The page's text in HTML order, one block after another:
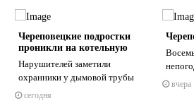
Череповецкие подростки
проникли на котельную
Нарушителей заметили
охранники у дымовой трубы
сегодня
вчера